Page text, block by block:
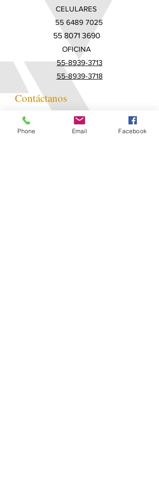
CELULARES
55 6489 7025
55 8071 3690
OFICINA
55-8939-3713
55-8939-3718
Contáctanos
Phone Email Facebook